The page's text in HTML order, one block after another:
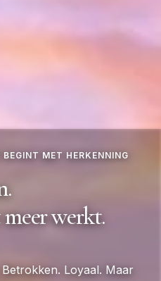
MET HERKENNING
werkt.
Loyaal. Maar